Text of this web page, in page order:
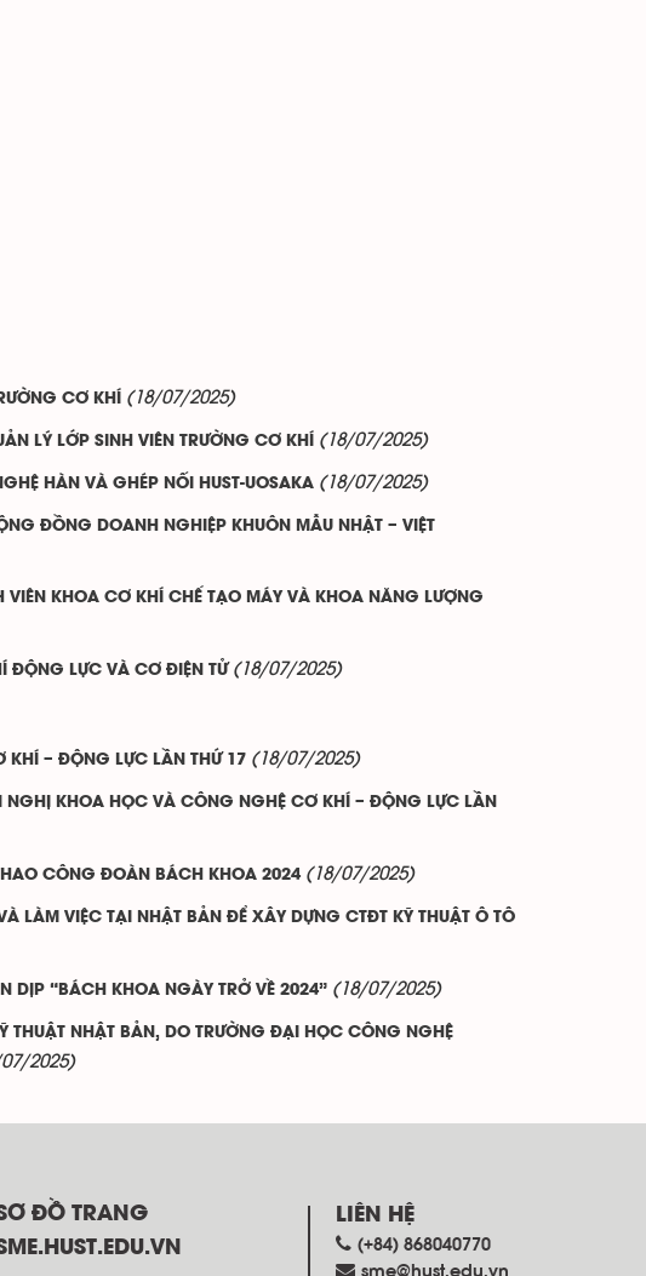
CƠ KHÍ (18/07/2025)
LÝ LỚP SINH VIÊN TRƯỜNG CƠ KHÍ (18/07/2025)
HÀN VÀ GHÉP NỐI HUST-UOSAKA (18/07/2025)
ĐỒNG DOANH NGHIỆP KHUÔN MẪU NHẬT – VIỆT
KHOA CƠ KHÍ CHẾ TẠO MÁY VÀ KHOA NĂNG LƯỢNG
ĐỘNG LỰC VÀ CƠ ĐIỆN TỬ (18/07/2025)
KHÍ – ĐỘNG LỰC LẦN THỨ 17 (18/07/2025)
KHOA HỌC VÀ CÔNG NGHỆ CƠ KHÍ – ĐỘNG LỰC LẦN
CÔNG ĐOÀN BÁCH KHOA 2024 (18/07/2025)
LÀM VIỆC TẠI NHẬT BẢN ĐỂ XÂY DỰNG CTĐT KỸ THUẬT Ô TÔ
DỊP “BÁCH KHOA NGÀY TRỞ VỀ 2024” (18/07/2025)
NHẬT BẢN, DO TRƯỜNG ĐẠI HỌC CÔNG NGHỆ
2025)
ĐỒ TRANG
LIÊN HỆ
(+84) 868040770
sme@hust.edu.vn